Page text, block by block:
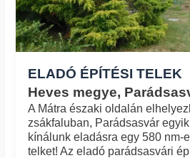
ELADÓ ÉPÍTÉSI TELEK
Heves megye,
A Mátra északi oldalán
zsákfaluban, Parádsasvár
kínálunk eladásra egy 580 nm-
telket! Az eladó parádsasvári